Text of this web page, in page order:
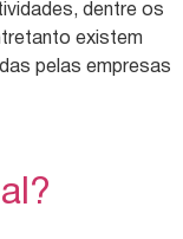
dentre os
existem
pelas empresas